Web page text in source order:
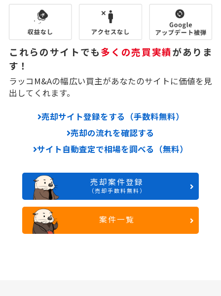
これらのサイトでも多くの売買実績がありま
す！
ラッコM&Aの幅広い買主があなたのサイトに価値を見
出してくれます。
売却サイト登録をする（手数料無料）
売却の流れを確認する
サイト自動査定で相場を調べる（無料）
売却案件登録
（売却手数料無料）
案件一覧